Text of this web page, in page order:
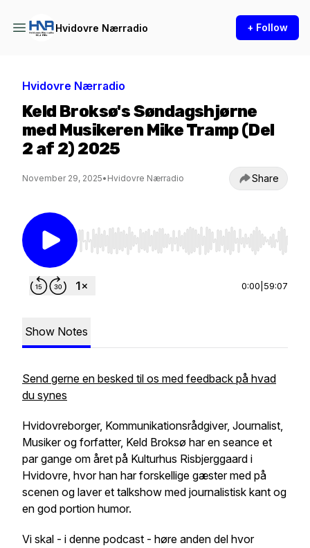
Hvidovre Nærradio + Follow
Hvidovre Nærradio
Keld Broksø's Søndagshjørne
med Musikeren Mike Tramp (Del
2 af 2) 2025
November 29, 2025• Hvidovre Nærradio Share
Use Left/Right to seek, Home/End to jump to
0:00 59:07
Show Notes
Send gerne en besked til os med feedback på hvad
du synes
Hvidovreborger, Kommunikationsrådgiver, Journalist,
Musiker og forfatter, Keld Broksø har en seance et
par gange om året på Kulturhus Risbjerggaard i
Hvidovre, hvor han har forskellige gæster med på
scenen og laver et talkshow med journalistisk kant og
en god portion humor.
Vi skal - i denne podcast - høre anden del hvor